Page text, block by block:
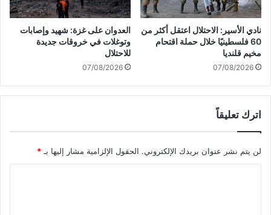
ة
ه
دً
ا
و
4
1
ر
ي
نادي الأسير: الاحتلال اعتقل أكثر من
60 فلسطينيًا خلال حملة اقتحام
مخيم قلنديا
07/08/2026
العدوان على غزة: شهيد وإصابات
وتوغلات في خروقات جديدة
للاحتلال
07/08/2026
اترك تعليقاً
لن يتم نشر عنوان بريدك الإلكتروني. الحقول الإلزامية مشار إليها بـ*